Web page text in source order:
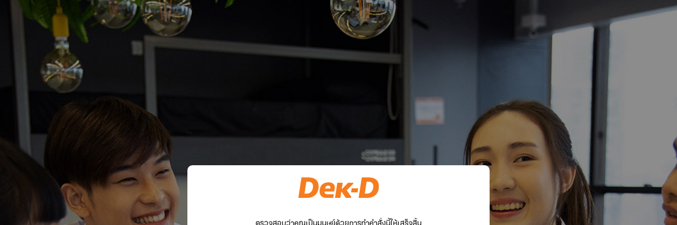
ตรวจสอบว่าคุณเป็นมนุษย์ด้วยการทำคำสั่งนี้ให้เสร็จสิ้น